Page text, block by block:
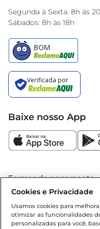
Encarte do Dia
Segunda à Sexta: 8h às
Sábados: 8h às 18h
Baixe nosso App
Formas de pagamento
Política de troca e
Cookies e Privacidade
Usamos cookies para
otimizar as funcionalidades
personalizadas para você,